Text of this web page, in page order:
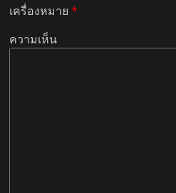
เครื่องหมาย*
ความเห็น